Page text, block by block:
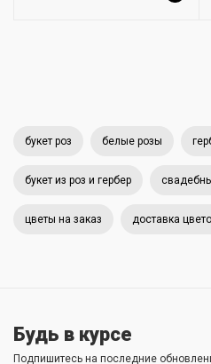
букет роз белые розы
букет из роз и гербер
цветы на заказ доставка
Будь в курсе
Подпишитесь на последние